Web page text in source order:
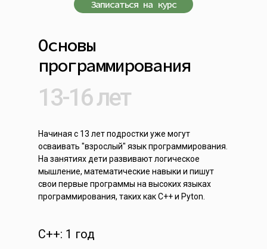
Записаться на курс
Основы
программирования
Начиная с 13 лет подростки уже могут
осваивать "взрослый" язык программирования.
На занятиях дети развивают логическое
мышление, математические навыки и пишут
свои первые программы на высоких языках
программирования, таких как C++ и Pyton.
C++: 1 год
13-16 лет